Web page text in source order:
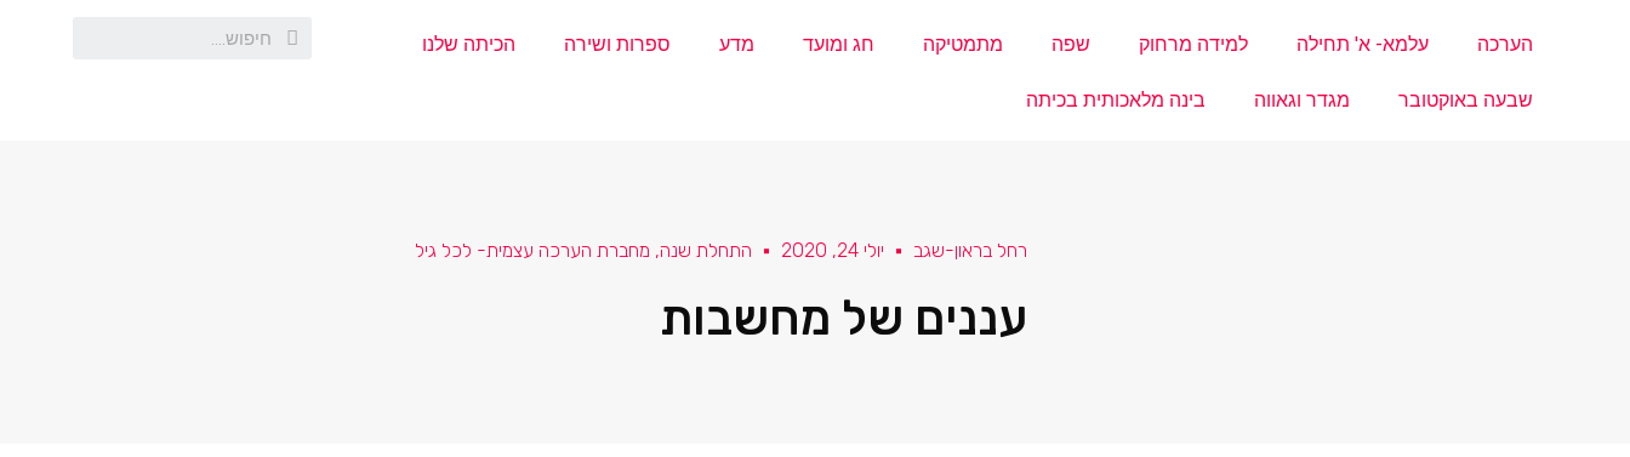
הערכה עלמא- א' תחילה למידה מרחוק שפה מתמטיקה חג ומועד מדע ספרות ושירה הכיתה שלנו
שבעה באוקטובר מגדר וגאווה בינה מלאכותית בכיתה
רחל בראון-שגב יולי 24, 2020 התחלת שנה, מחברת הערכה עצמית- לכל גיל
עננים של מחשבות